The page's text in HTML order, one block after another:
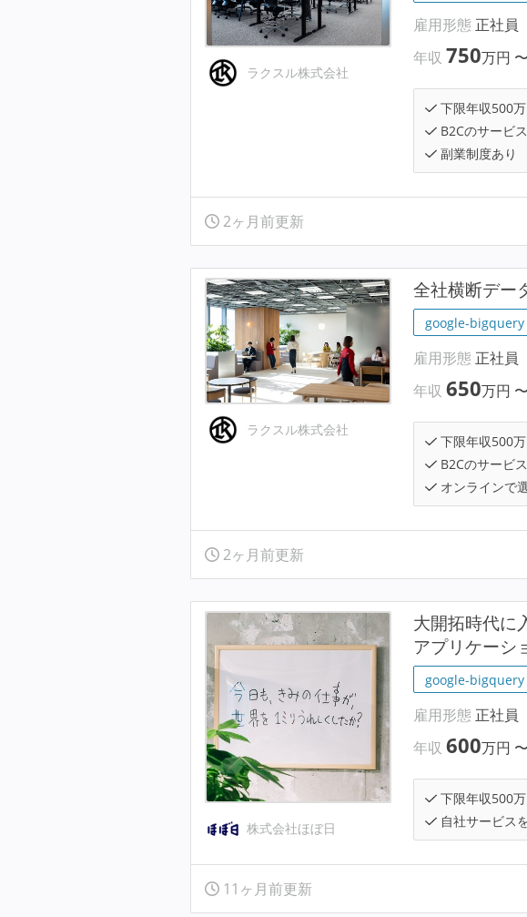
ラクスル株式会社
雇用形態 正社員
年収750万円 〜
下限年収500
B2Cのサービ
副業制度あり
2ヶ月前更新
ラクスル株式会社
全社横断デー
google-bigquery
雇用形態 正社員
年収650万円 〜
下限年収500
B2Cのサービ
オンラインで
2ヶ月前更新
株式会社ほぼ日
大開拓時代に
アプリケーシ
google-bigquery
雇用形態 正社員
年収600万円 〜
下限年収500
自社サービス
11ヶ月前更新